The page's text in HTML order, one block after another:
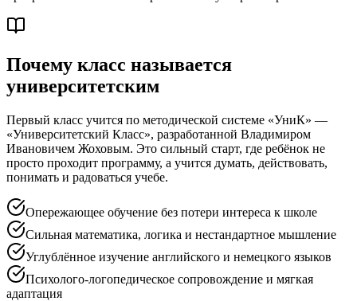
Почему класс называется
университетским
Первый класс учится по методической системе «УниК» —
«Университетский Класс», разработанной Владимиром
Ивановичем Жоховым. Это сильный старт, где ребёнок не
просто проходит программу, а учится думать, действовать,
понимать и радоваться учебе.
Опережающее обучение без потери интереса к школе
Сильная математика, логика и нестандартное мышление
Углублённое изучение английского и немецкого языков
Психолого-логопедическое сопровождение и мягкая
адаптация